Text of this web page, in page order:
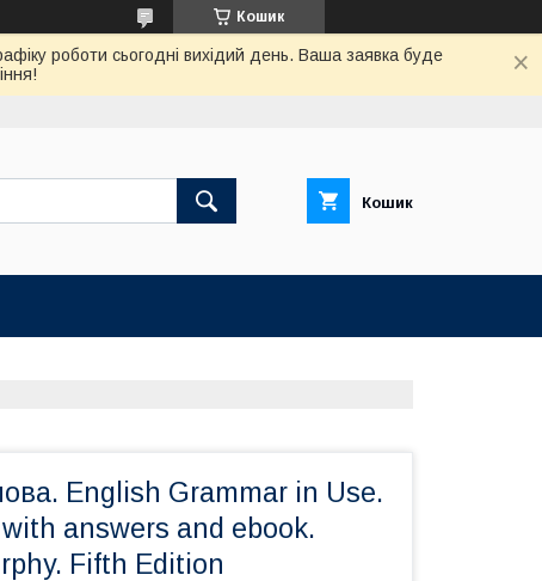
Кошик
роботи сьогодні вихідий день. Ваша заявка буде
Кошик
English Grammar in Use.
answers and ebook.
Fifth Edition